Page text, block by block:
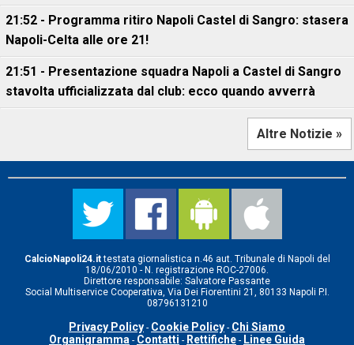
21:52 - Programma ritiro Napoli Castel di Sangro: stasera
Napoli-Celta alle ore 21!
21:51 - Presentazione squadra Napoli a Castel di Sangro
stavolta ufficializzata dal club: ecco quando avverrà
Altre Notizie »
CalcioNapoli24.ittestata giornalistica n.46 aut. Tribunale di Napoli del
18/06/2010 - N. registrazione ROC-27006.
Direttore responsabile: Salvatore Passante
Social Multiservice Cooperativa, Via Dei Fiorentini 21, 80133 Napoli P.I.
08796131210
Privacy Policy - Cookie Policy - Chi Siamo
Organigramma - Contatti - Rettifiche - Linee Guida